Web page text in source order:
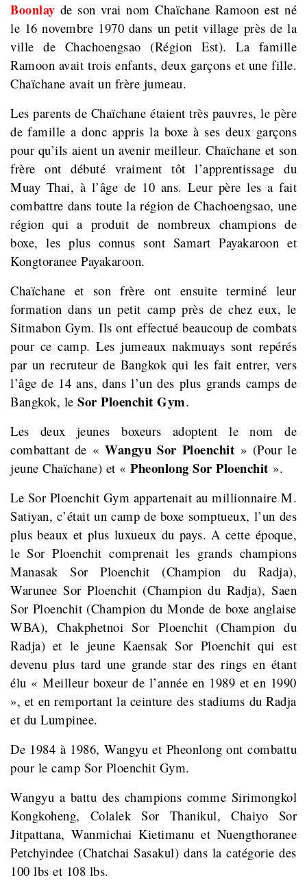
Boonlay de son vrai nom Chaïchane Ramoon est né
le 16 novembre 1970 dans un petit village près de la
ville de Chachoengsao (Région Est). La famille
Ramoon avait trois enfants, deux garçons et une fille.
Chaïchane avait un frère jumeau.
Les parents de Chaïchane étaient très pauvres, le père
de famille a donc appris la boxe à ses deux garçons
pour qu’ils aient un avenir meilleur.Chaïchane et son
frère ont débuté vraiment tôt l’apprentissage du
Muay Thai, à l’âge de 10 ans. Leur père les a fait
combattre dans toute la région de Chachoengsao, une
région qui a produit de nombreux champions de
boxe, les plus connus sont Samart Payakaroon et
Kongtoranee Payakaroon.
Chaïchane et son frère ont ensuite terminé leur
formation dans un petit camp près de chez eux, le
Sitmabon Gym. Ils ont effectué beaucoup de combats
pour ce camp. Les jumeaux nakmuays sont repérés
par un recruteur de Bangkok qui les fait entrer, vers
l’âge de 14 ans, dans l’un des plus grands camps de
Bangkok, le Sor Ploenchit Gym.
Les deux jeunes boxeurs adoptent le nom de
combattant de «Wangyu Sor Ploenchit » (Pour le
jeune Chaïchane) et « Pheonlong Sor Ploenchit ».
Le Sor Ploenchit Gym appartenait au millionnaire M.
Satiyan, c’était un camp de boxe somptueux, l’un des
plus beaux et plus luxueux du pays. A cette époque,
le Sor Ploenchit comprenait les grands champions
Manasak Sor Ploenchit (Champion du Radja),
Warunee Sor Ploenchit (Champion du Radja), Saen
Sor Ploenchit (Champion du Monde de boxe anglaise
WBA), Chakphetnoi Sor Ploenchit (Champion du
Radja) et le jeune Kaensak Sor Ploenchit qui est
devenu plus tard une grande star des rings en étant
élu « Meilleur boxeur de l’année en 1989 et en 1990
», et en remportant la ceinture des stadiums du Radja
et du Lumpinee.
De 1984 à 1986, Wangyu et Pheonlong ont combattu
pour le camp Sor Ploenchit Gym.
Wangyu a battu des champions comme Sirimongkol
Kongkoheng, Colalek Sor Thanikul, Chaiyo Sor
Jitpattana, Wanmichai Kietimanu et Nuengthoranee
Petchyindee (Chatchai Sasakul) dans la catégorie des
100 lbs et 108 lbs.